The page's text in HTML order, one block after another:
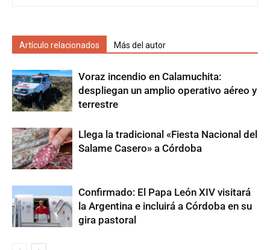
Artículo relacionados Más del autor
Voraz incendio en Calamuchita:
despliegan un amplio operativo aéreo y
terrestre
Llega la tradicional «Fiesta Nacional del
Salame Casero» a Córdoba
Confirmado: El Papa León XIV visitará
la Argentina e incluirá a Córdoba en su
gira pastoral